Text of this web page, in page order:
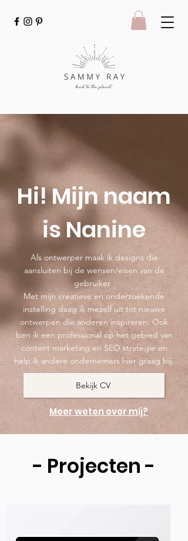
Hi! Mijn naam
is Nanine
Als ontwerper maak ik designs die
aansluiten bij de wensen/eisen van de
gebruiker.
Met mijn creatieve en onderzoekende
instelling daag ik mezelf uit tot nieuwe
ontwerpen die anderen inspireren. Ook
ben ik een professional op het gebied van
content marketing en SEO strategie en
help ik andere ondernemers hier graag bij.
Bekijk CV
Meer weten over mij?
- Projecten -